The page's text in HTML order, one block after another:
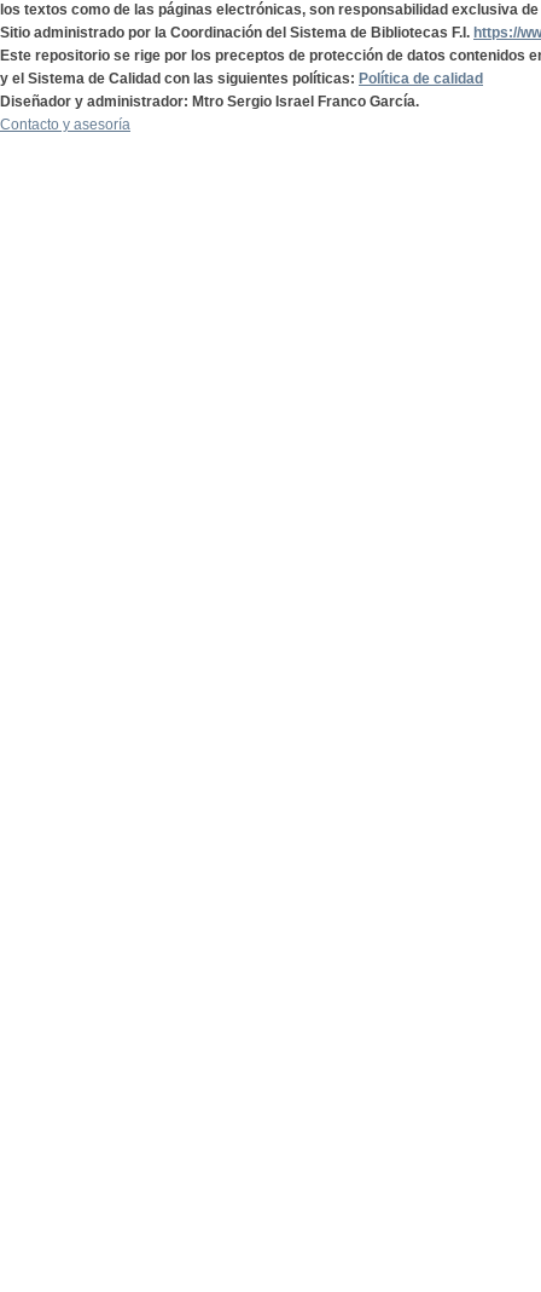
los textos como de las páginas electrónicas, son responsabilidad exclusiva
Sitio administrado por la Coordinación del Sistema de Bibliotecas F.I. https://
Este repositorio se rige por los preceptos de protección de datos contenidos
y el Sistema de Calidad con las siguientes políticas: Política de calidad
Diseñador y administrador: Mtro Sergio Israel Franco García.
Contacto y asesoría